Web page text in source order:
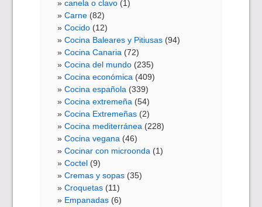
canela o clavo (1)
Carne (82)
Cocido (12)
Cocina Baleares y Pitiusas (94)
Cocina Canaria (72)
Cocina del mundo (235)
Cocina económica (409)
Cocina española (339)
Cocina extremeña (54)
Cocina Extremeñas (2)
Cocina mediterránea (228)
Cocina vegana (46)
Cocinar con microonda (1)
Coctel (9)
Cremas y sopas (35)
Croquetas (11)
Empanadas (6)